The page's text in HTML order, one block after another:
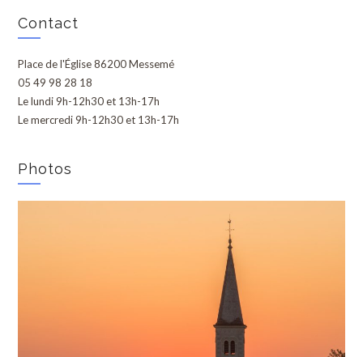
Contact
Place de l'Église 86200 Messemé
05 49 98 28 18
Le lundi 9h-12h30 et 13h-17h
Le mercredi 9h-12h30 et 13h-17h
Photos